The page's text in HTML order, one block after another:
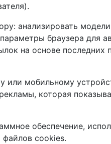
анализировать
браузера
на основе
мобильному
которая
обеспечение,
файлов cookies.